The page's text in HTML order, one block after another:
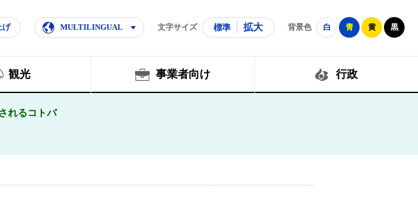
げ MULTILINGUAL 文字サイズ 標準 拡大 背景色 白 青 黄 黒
観光 事業者向け 行政
れるコトバ